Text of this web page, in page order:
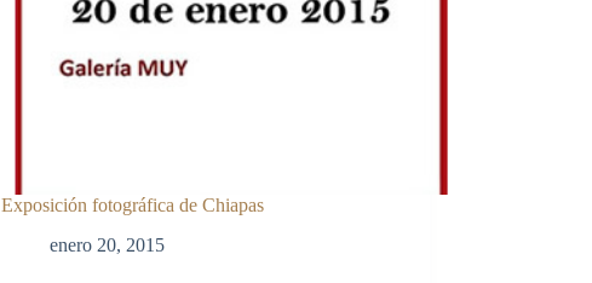
Exposición fotográfica de Chiapas
enero 20, 2015